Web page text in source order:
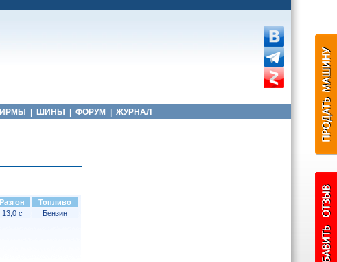
ШИНЫ ФОРУМ ЖУРНАЛ
Разгон
Топливо
13,0 с Бензин